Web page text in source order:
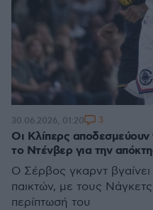
Οι Κλίπερς
το Ντένβερ για την
Ο Σέρβος γκαρντ
παικτών, με τους
περίπτωσή του
30.06.2026, 01:20 3